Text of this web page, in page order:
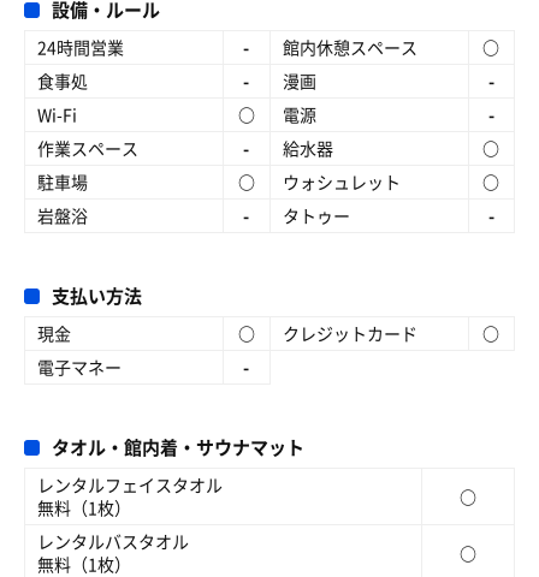
設備・ルール
24時間営業 - 館内休憩スペース
○
食事処
- 漫画
-
Wi-Fi
○ 電源
-
作業スペース
- 給水器
○
駐車場
○ ウォシュレット
○
岩盤浴
- タトゥー -
支払い方法
現金 ○ クレジットカード
○
電子マネー
-
タオル・館内着・サウナマット
レンタルフェイスタオル
無料（1枚）
○
レンタルバスタオル
無料（1枚）
○